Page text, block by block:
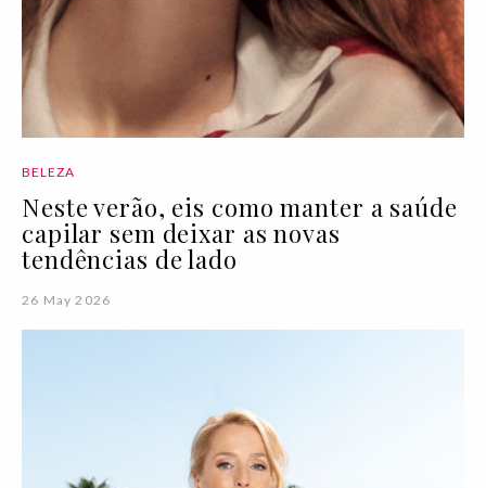
BELEZA
Neste verão, eis como manter a saúde
capilar sem deixar as novas
tendências de lado
26 May 2026